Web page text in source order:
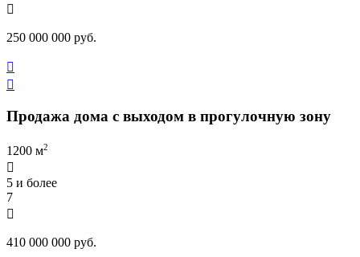

250 000 000 руб.


Продажа дома с выходом в прогулочную зону
1200 м2

5 и более
7

410 000 000 руб.